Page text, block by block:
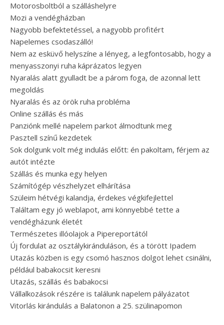
Motorosboltból a szálláshelyre
Mozi a vendégházban
Nagyobb befektetéssel, a nagyobb profitért
Napelemes csodaszálló!
Nem az esküvő helyszíne a lényeg, a legfontosabb, hogy a
menyasszonyi ruha káprázatos legyen
Nyaralás alatt gyulladt be a párom foga, de azonnal lett
megoldás
Nyaralás és az örök ruha probléma
Online szállás és más
Panziónk mellé napelem parkot álmodtunk meg
Pasztell színű kezdetek
Sok dolgunk volt még indulás előtt: én pakoltam, férjem az
autót intézte
Szállás és munka egy helyen
Számítógép vészhelyzet elhárítása
Szüleim hétvégi kalandja, érdekes végkifejlettel
Találtam egy jó weblapot, ami könnyebbé tette a
vendégházunk életét
Természetes illóolajok a Pipereportától
Új fordulat az osztálykiránduláson, és a törött Ipadem
Utazás közben is egy csomó hasznos dolgot lehet csinálni,
például babakocsit keresni
Utazás, szállás és babakocsi
Vállalkozások részére is találunk napelem pályázatot
Vitorlás kirándulás a Balatonon a 25. szülinapomon